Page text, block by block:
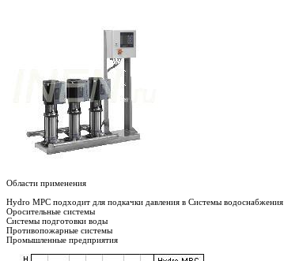
Области применения
Hydro MPC подходит для подкачки давления в Системы водоснабжения
Оросительные системы
Системы подготовки воды
Противопожарные системы
Промышленные предприятия